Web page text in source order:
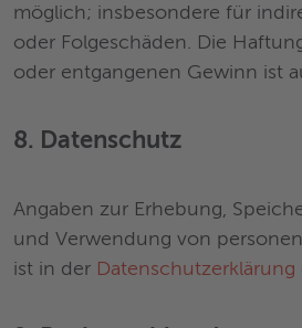
möglich; insbesondere für
oder Folgeschäden. Die
oder entgangenen Gewinn ist
8. Datenschutz
Angaben zur Erhebung,
und Verwendung von
ist in der Datenschutzerklärung